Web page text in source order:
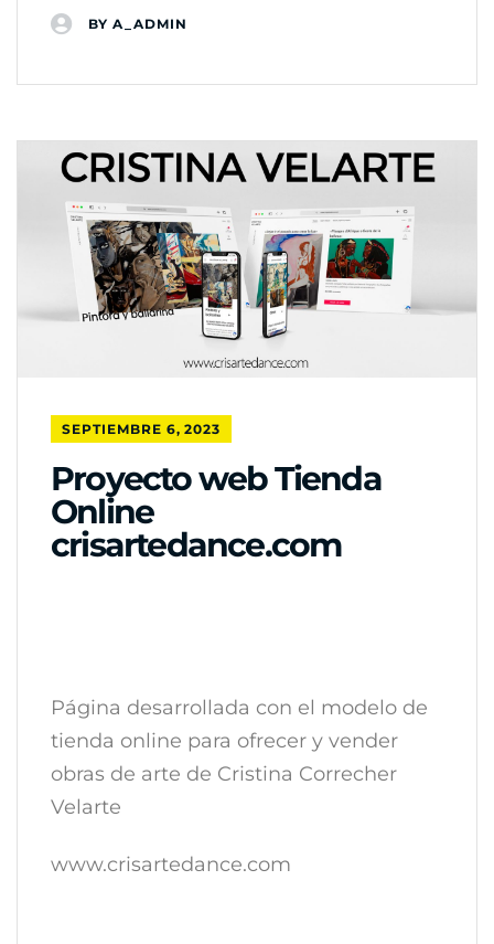
BY A_ADMIN
SEPTIEMBRE 6, 2023
Proyecto web Tienda
Online
crisartedance.com
Página desarrollada con el modelo de
tienda online para ofrecer y vender
obras de arte de Cristina Correcher
Velarte
www.crisartedance.com